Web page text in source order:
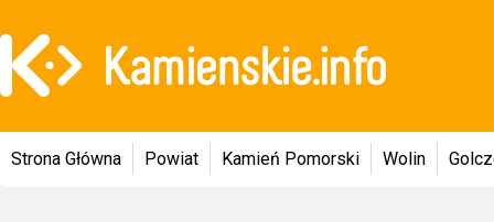
Strona Główna Powiat Kamień Pomorski Wolin